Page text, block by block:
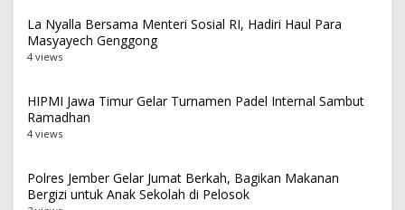
La Nyalla Bersama Menteri Sosial RI, Hadiri Haul Para
Masyayech Genggong
4 views
HIPMI Jawa Timur Gelar Turnamen Padel Internal Sambut
Ramadhan
4 views
Polres Jember Gelar Jumat Berkah, Bagikan Makanan
Bergizi untuk Anak Sekolah di Pelosok